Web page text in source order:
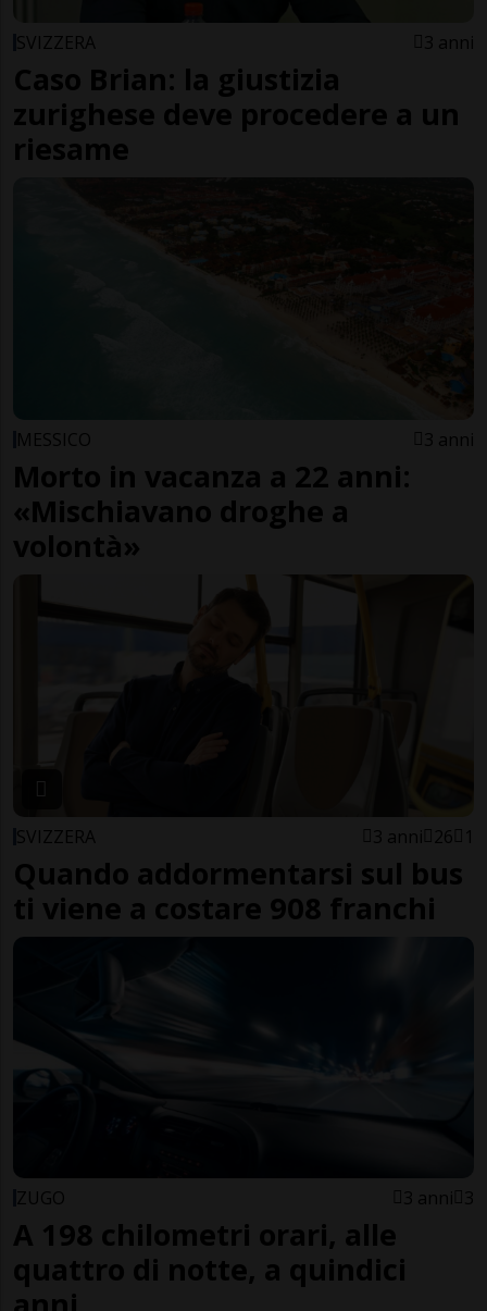
SVIZZERA 3 anni
Caso Brian: la giustizia
zurighese deve procedere a un
riesame
MESSICO 3 anni
Morto in vacanza a 22 anni:
«Mischiavano droghe a
volontà»
SVIZZERA 3 anni 26 1
Quando addormentarsi sul bus
ti viene a costare 908 franchi
ZUGO 3 anni 3
A 198 chilometri orari, alle
quattro di notte, a quindici